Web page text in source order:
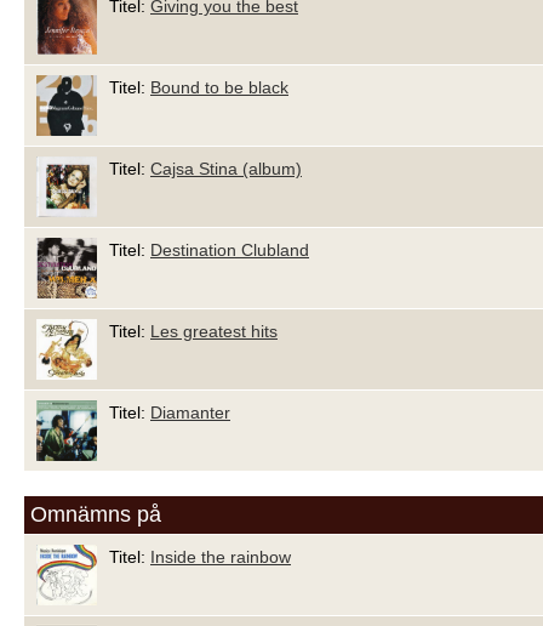
Titel: Giving you the best
Titel: Bound to be black
Titel: Cajsa Stina (album)
Titel: Destination Clubland
Titel: Les greatest hits
Titel: Diamanter
Omnämns på
Titel: Inside the rainbow